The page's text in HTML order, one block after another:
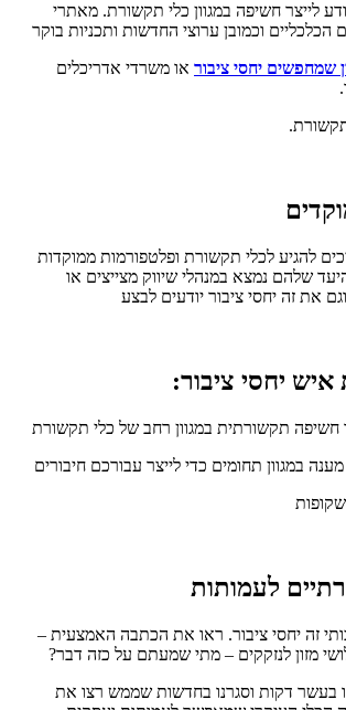
לייצר חשיפה במגוון כלי תקשורת. מאתרי
הכלכליים וכמובן ערוצי החדשות ותכניות בוקר
שמחפשים יחסי ציבור או משרדי אדריכלים
להגיע לכלי תקשורת ופלטפורמות ממוקדות
שלהם נמצא במנהלי שיווק מצייצים או
את זה יחסי ציבור יודעים לבצע
יחסי ציבור:
חשיפה תקשורתית במגוון רחב של כלי תקשורת
במגוון תחומים כדי לייצר עבורכם חיבורים
לעמותות
זה יחסי ציבור. ראו את הכתבה האמצעית –
מזון לנזקקים – מתי שמעתם על כזה דבר?
בעשר דקות וסגרנו בחדשות שממש רצו את